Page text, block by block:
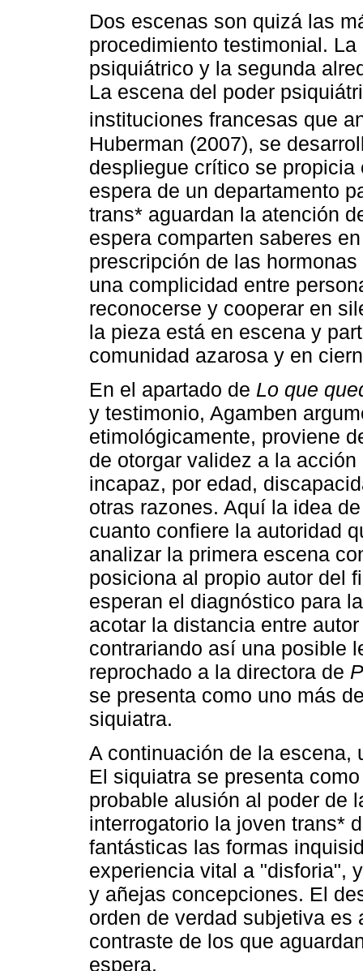
Dos escenas son quizá las
procedimiento testimonial.
psiquiátrico y la segunda
La escena del poder
instituciones francesas que
Huberman (2007), se
despliegue crítico se
espera de un departamento
trans* aguardan la atención
espera comparten saberes
prescripción de las
una complicidad entre
reconocerse y cooperar en
la pieza está en escena y
comunidad azarosa y en
En el apartado de Lo que
y testimonio, Agamben
etimológicamente, proviene
de otorgar validez a la
incapaz, por edad,
otras razones. Aquí la idea
cuanto confiere la autoridad
analizar la primera escena
posiciona al propio autor del
esperan el diagnóstico para
acotar la distancia entre
contrariando así una posible
reprochado a la directora de
se presenta como uno más
siquiatra.
A continuación de la escena,
El siquiatra se presenta
probable alusión al poder de
interrogatorio la joven trans*
fantásticas las formas
experiencia vital a "disforia",
y añejas concepciones. El
orden de verdad subjetiva es
contraste de los que
espera.